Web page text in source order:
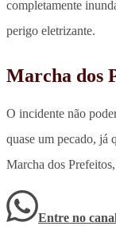
completamente
perigo eletrizante.
Marcha dos
O incidente não
quase um pecado, já
Marcha dos
Entre no